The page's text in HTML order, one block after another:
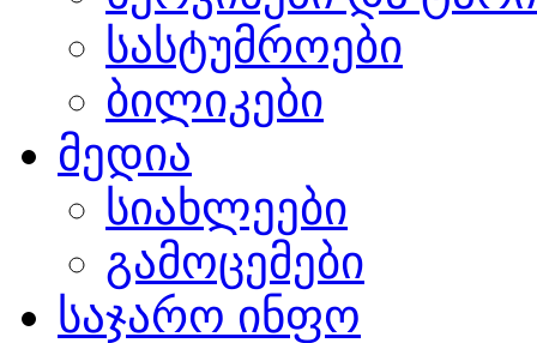
სასტუმროები
ბილიკები
მედია
სიახლეები
გამოცემები
საჯარო ინფო